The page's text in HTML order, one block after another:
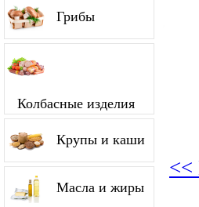
Грибы
Колбасные изделия
Крупы и каши
Масла и жиры
<<